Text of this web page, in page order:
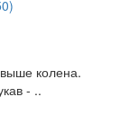
колена.
- ..